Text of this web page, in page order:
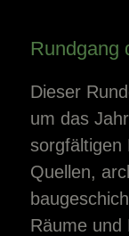
Rundgang
Dieser
um das
sorgfältigen
Quellen,
Räume und